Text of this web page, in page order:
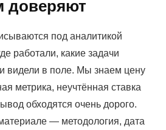
доверяют
под аналитикой
работали, какие задачи
видели в поле. Мы знаем цену
метрика, неучтённая ставка
обходятся очень дорого.
— методология, дата